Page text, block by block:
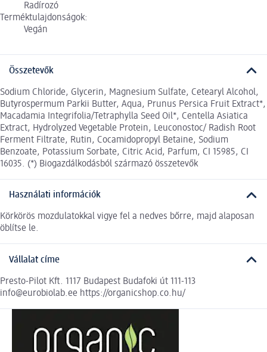
Radírozó
Terméktulajdonságok:
Vegán
Összetevők
Sodium Chloride, Glycerin, Magnesium Sulfate, Cetearyl Alcohol,
Butyrospermum Parkii Butter, Aqua, Prunus Persica Fruit Extract*,
Macadamia Integrifolia/Tetraphylla Seed Oil*, Centella Asiatica
Extract, Hydrolyzed Vegetable Protein, Leuconostoc/ Radish Root
Ferment Filtrate, Rutin, Cocamidopropyl Betaine, Sodium
Benzoate, Potassium Sorbate, Citric Acid, Parfum, CI 15985, CI
16035. (*) Biogazdálkodásból származó összetevők
Használati információk
Körkörös mozdulatokkal vigye fel a nedves bőrre, majd alaposan
öblítse le.
Vállalat címe
Presto-Pilot Kft. 1117 Budapest Budafoki út 111-113
info@eurobiolab.ee https://organicshop.co.hu/